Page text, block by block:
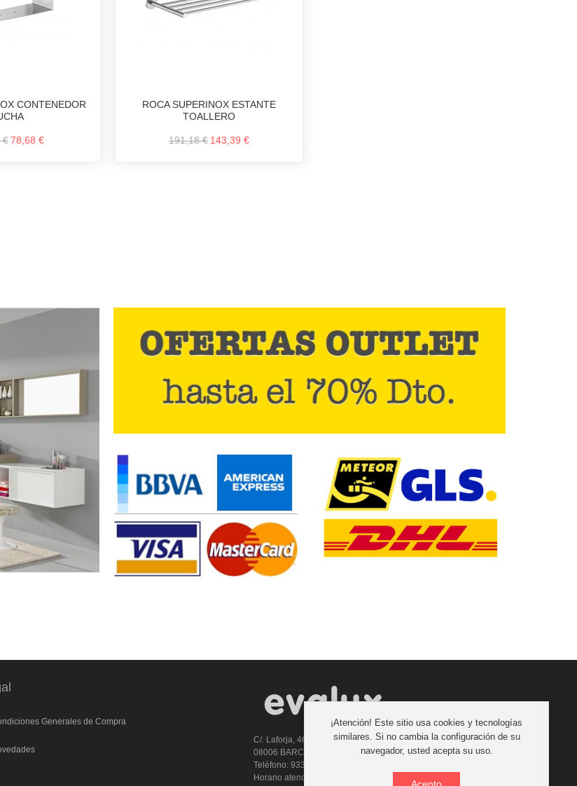
CONTENEDOR
€ 78,68 €
ROCA SUPERINOX ESTANTE
TOALLERO
191,18 € 143,39 €
Generales de Compra
C/. Laforja, 46
08006 BARCELONA (ESPAÑA)
Teléfono: 933 210 593 - 619 711 900
Horario atencion telefonica: 9:00 a 14:00 Tardes con cita previa
¡Atención! Este sitio usa cookies y tecnologías
similares. Si no cambia la configuración de su
navegador, usted acepta su uso.